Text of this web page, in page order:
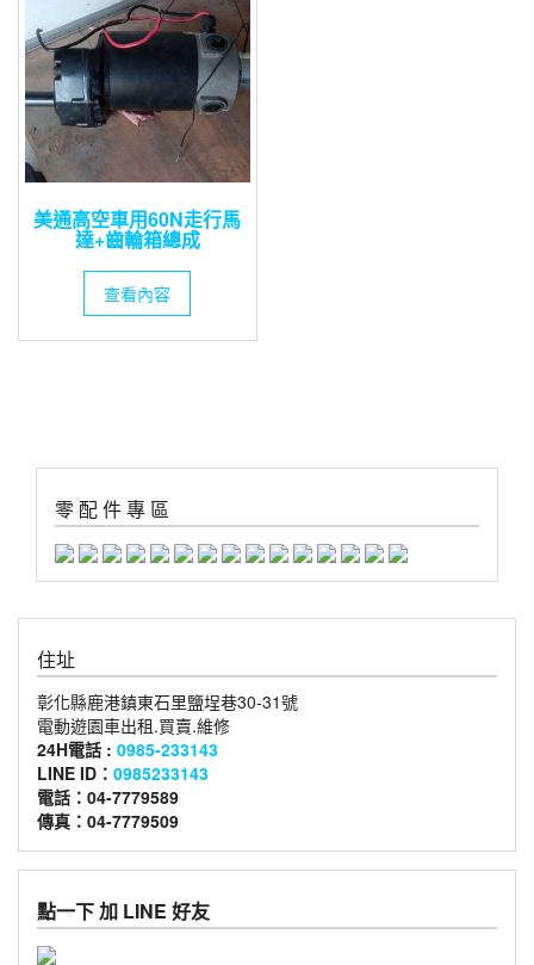
美通高空車用60N走行馬
達+齒輪箱總成
查看內容
零 配 件 專 區
住址
彰化縣鹿港鎮東石里鹽埕巷30-31號
電動遊園車出租.買賣.維修
24H電話 : 0985-233143
LINE ID： 0985233143
電話：04-7779589
傳真：04-7779509
點一下 加 LINE 好友